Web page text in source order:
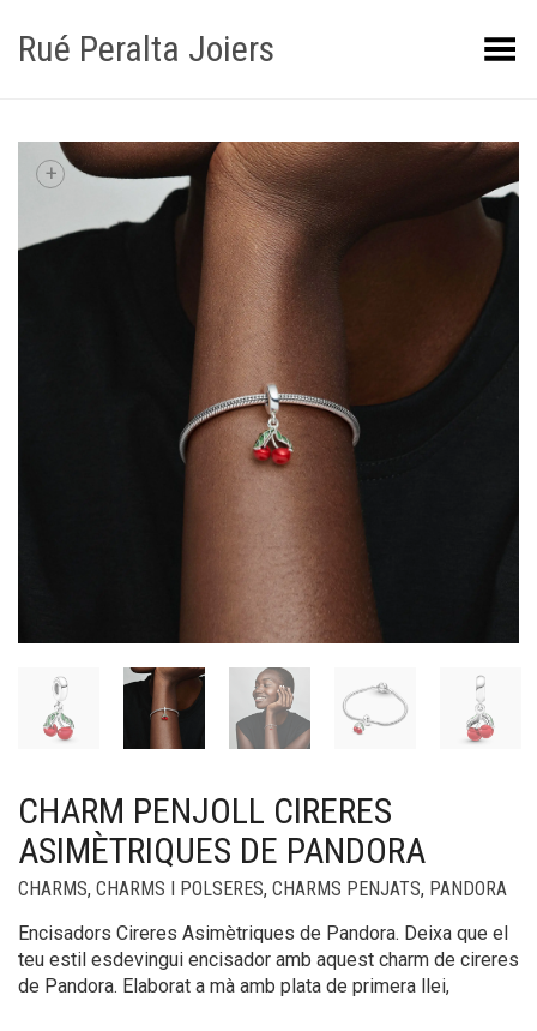
Rué Peralta Joiers Obrir/tancar el menú
+
CHARM PENJOLL CIRERES
ASIMÈTRIQUES DE PANDORA
CHARMS, CHARMS I POLSERES, CHARMS PENJATS, PANDORA
Encisadors Cireres Asimètriques de Pandora. Deixa que el
teu estil esdevingui encisador amb aquest charm de cireres
de Pandora. Elaborat a mà amb plata de primera llei,